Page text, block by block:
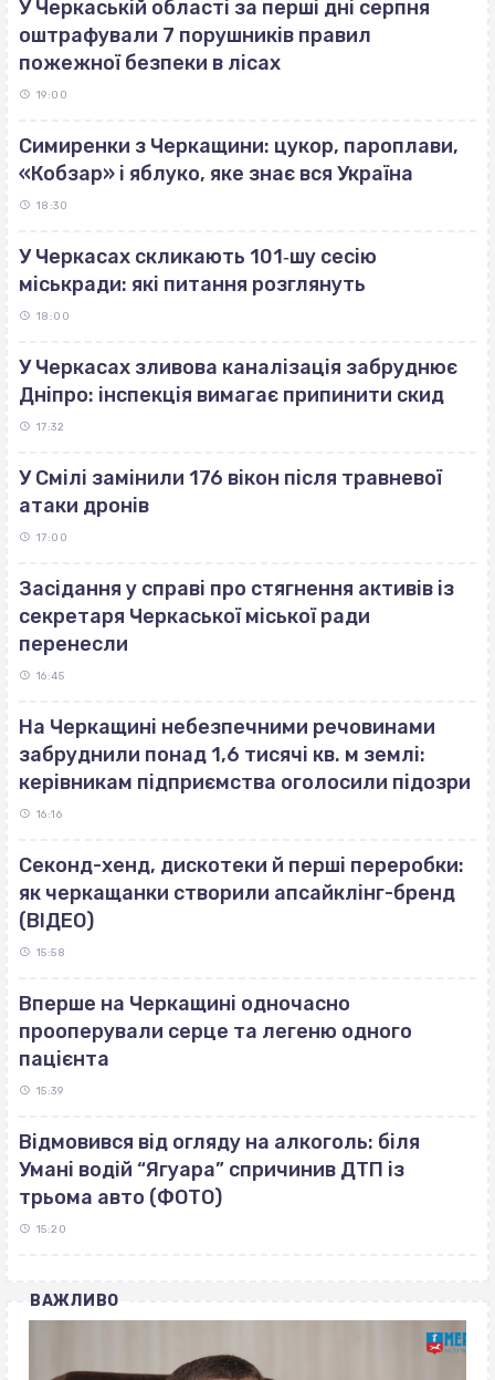
У Черкаській області за перші дні серпня
оштрафували 7 порушників правил
пожежної безпеки в лісах
19:00
Симиренки з Черкащини: цукор, пароплави,
«Кобзар» і яблуко, яке знає вся Україна
18:30
У Черкасах скликають 101‐шу сесію
міськради: які питання розглянуть
18:00
У Черкасах зливова каналізація забруднює
Дніпро: інспекція вимагає припинити скид
17:32
У Смілі замінили 176 вікон після травневої
атаки дронів
17:00
Засідання у справі про стягнення активів із
секретаря Черкаської міської ради
перенесли
16:45
На Черкащині небезпечними речовинами
забруднили понад 1,6 тисячі кв. м землі:
керівникам підприємства оголосили підозри
16:16
Секонд-хенд, дискотеки й перші переробки:
як черкащанки створили апсайклінг-бренд
(ВІДЕО)
15:58
Вперше на Черкащині одночасно
прооперували серце та легеню одного
пацієнта
15:39
Відмовився від огляду на алкоголь: біля
Умані водій “Ягуара” спричинив ДТП із
трьома авто (ФОТО)
15:20
ВАЖЛИВО